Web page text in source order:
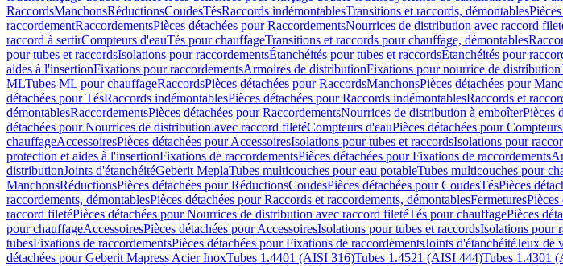
RaccordsManchonsRéductionsCoudesTésRaccords indémontablesTransitions et raccords, démontables
raccordementRaccordementsPièces détachées pour RaccordementsNourrices de distribution avec raccord
raccord à sertirCompteurs d'eauTés pour chauffageTransitions et raccords pour chauffage, démontables
pour tubes et raccordsIsolations pour raccordementsÉtanchéités pour tubes et raccordsÉtanchéités pour
aides à l'insertionFixations pour raccordementsArmoires de distributionFixations pour nourrice de distribution
MLTubes ML pour chauffageRaccordsPièces détachées pour RaccordsManchonsPièces détachées pour
détachées pour TésRaccords indémontablesPièces détachées pour Raccords indémontablesRaccords et
démontablesRaccordementsPièces détachées pour RaccordementsNourrices de distribution à emboîterPièces
détachées pour Nourrices de distribution avec raccord filetéCompteurs d'eauPièces détachées pour
chauffageAccessoiresPièces détachées pour AccessoiresIsolations pour tubes et raccordsIsolations pour
protection et aides à l'insertionFixations de raccordementsPièces détachées pour Fixations de raccordements
distributionJoints d'étanchéitéGeberit MeplaTubes multicouches pour eau potableTubes multicouches pour
ManchonsRéductionsPièces détachées pour RéductionsCoudesPièces détachées pour CoudesTésPièces
raccordements, démontablesPièces détachées pour Raccords et raccordements, démontablesFermeturesPièces
raccord filetéPièces détachées pour Nourrices de distribution avec raccord filetéTés pour chauffagePièces
pour chauffageAccessoiresPièces détachées pour AccessoiresIsolations pour tubes et raccordsIsolations pour
tubesFixations de raccordementsPièces détachées pour Fixations de raccordementsJoints d'étanchéitéJeux de
détachées pour Geberit Mapress Acier InoxTubes 1.4401 (AISI 316)Tubes 1.4521 (AISI 444)Tubes 1.4301